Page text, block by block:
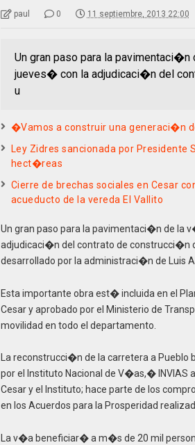
paul 0 11 septiembre, 2013 22:00
Un gran paso para la
jueves� con la adjudicaci�n del
u
�Vamos a construir una generaci�n
Ley Zidres sancionada por
hect�reas
Cierre de brechas sociales en Cesar
acueducto de la vereda El Vallito
Un gran paso para la pavimentaci�n de la
adjudicaci�n del contrato de construcci�n
desarrollado por la administraci�n de Luis
Esta importante obra est� incluida en el
Cesar y aprobado por el Ministerio de
movilidad en todo el departamento.
La reconstrucci�n de la carretera a Pueblo
por el Instituto Nacional de V�as,� INVIAS
Cesar y el Instituto; hace parte de los
en los Acuerdos para la Prosperidad
La v�a beneficiar� a m�s de 20 mil